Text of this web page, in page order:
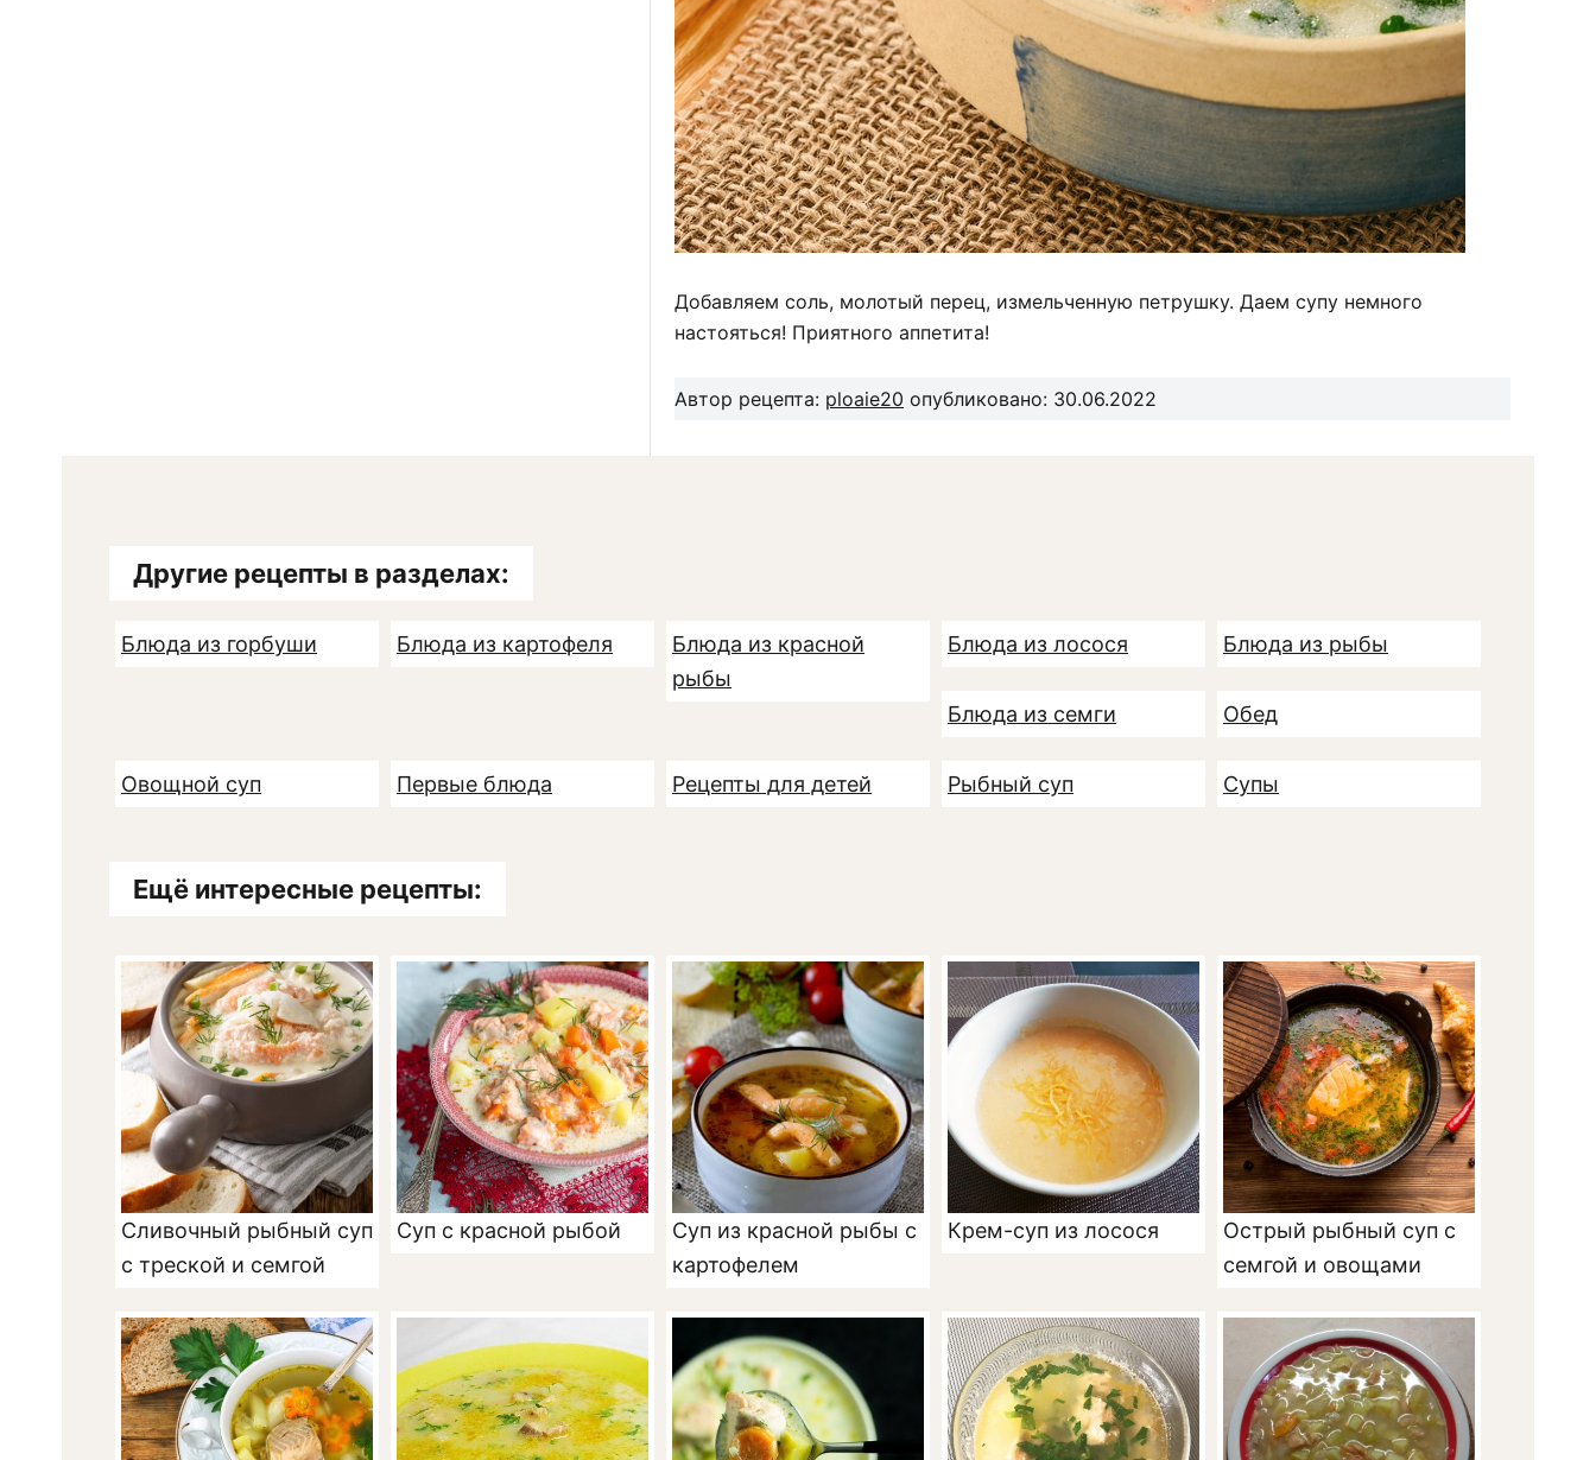
Добавляем соль, молотый перец, измельченную петрушку. Даем супу немного
настояться! Приятного аппетита!
Автор рецепта: ploaie20 опубликовано: 30.06.2022
Другие рецепты в разделах:
Блюда из горбуши Блюда из картофеля
Блюда из красной
рыбы
Блюда из лосося Блюда из рыбы
Блюда из семги Обед
Овощной суп Первые блюда Рецепты для детей Рыбный суп Супы
Ещё интересные рецепты:
Сливочный рыбный суп
с треской и семгой
Суп с красной рыбой
Суп из красной рыбы с
картофелем
Крем-суп из лосося
Острый рыбный суп с
семгой и овощами